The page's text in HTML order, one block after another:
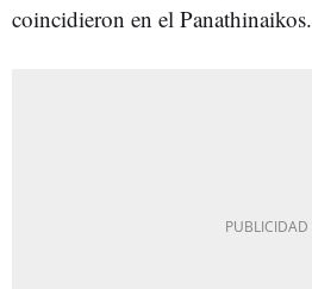
coincidieron en el Panathinaikos.